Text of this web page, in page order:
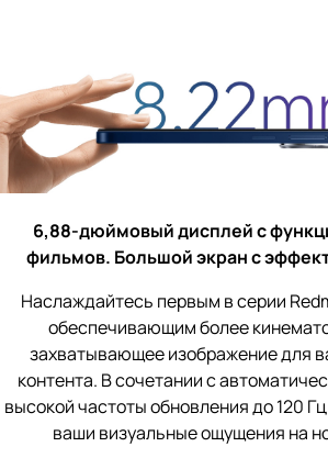
6,88-дюймовый дисплей с
фильмов. Большой экран с
Наслаждайтесь первым в серии
обеспечивающим более
захватывающее изображение для
контента. В сочетании с
высокой частоты обновления до 120
ваши визуальные ощущения на